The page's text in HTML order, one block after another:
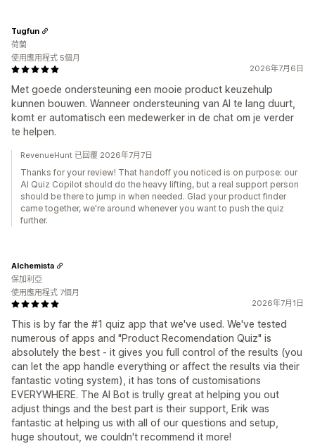
2026年7月6日
Met goede ondersteuning een mooie product keuzehulp
kunnen bouwen. Wanneer ondersteuning van AI te lang duurt,
komt er automatisch een medewerker in de chat om je verder
te helpen.
Tugfun
荷蘭
使用應用程式 5個月
RevenueHunt 已回覆 2026年7月7日
Thanks for your review! That handoff you noticed is on purpose: our
AI Quiz Copilot should do the heavy lifting, but a real support person
should be there to jump in when needed. Glad your product finder
came together, we're around whenever you want to push the quiz
further.
2026年7月1日
This is by far the #1 quiz app that we've used. We've tested
numerous of apps and "Product Recomendation Quiz" is
absolutely the best - it gives you full control of the results (you
can let the app handle everything or affect the results via their
fantastic voting system), it has tons of customisations
EVERYWHERE. The AI Bot is trully great at helping you out
adjust things and the best part is their support, Erik was
fantastic at helping us with all of our questions and setup,
huge shoutout, we couldn't recommend it more!
Alchemista
保加利亞
使用應用程式 7個月